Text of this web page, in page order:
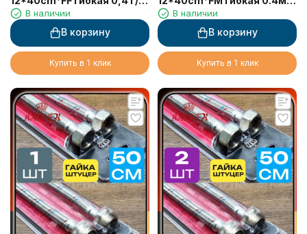
В наличии
В корзину
Купить в 1 клик
ш в блистере (1 шт)
В наличии
В корзину
Купить в 1 клик